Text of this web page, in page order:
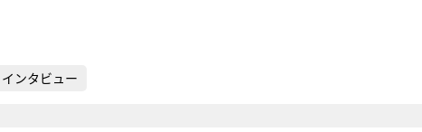
インタビュー